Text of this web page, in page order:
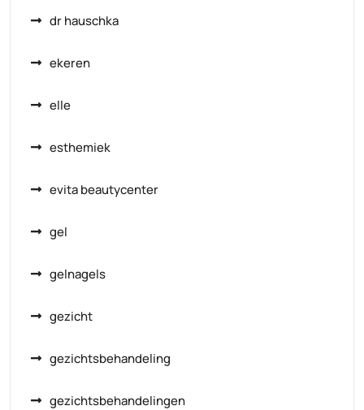
dr hauschka
ekeren
elle
esthemiek
evita beautycenter
gel
gelnagels
gezicht
gezichtsbehandeling
gezichtsbehandelingen